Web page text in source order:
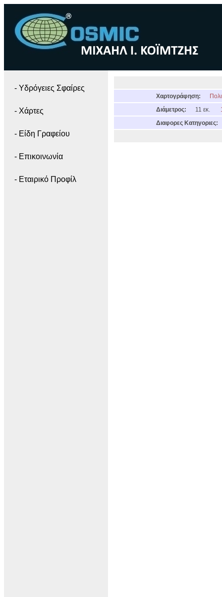
- Yδρόγειες Σφαίρες
- Χάρτες
- Είδη Γραφείου
- Επικοινωνία
- Εταιρικό Προφίλ
Χαρτογράφηση:
Διάμετρος:
11 εκ.
Διαφορες Κατηγοριες: